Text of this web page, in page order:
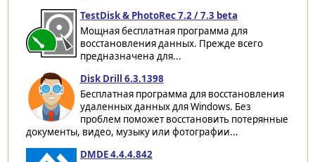
TestDisk & PhotoRec 7.2 / 7.3 beta
Мощная бесплатная программа для
восстановления данных. Прежде всего
предназначена для...
Disk Drill 6.3.1398
Бесплатная программа для восстановления
удаленных данных для Windows. Без
проблем поможет восстановить потерянные
документы, видео, музыку или фотографии...
DMDE 4.4.4.842